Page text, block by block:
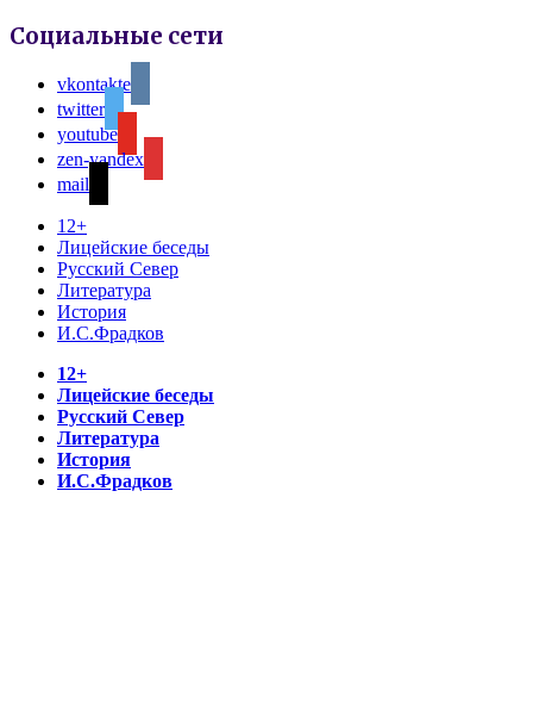
Социальные сети
vkontakte
twitter
youtube
zen-yandex
mail
12+
Лицейские беседы
Русский Север
Литература
История
И.С.Фрадков
12+
Лицейские беседы
Русский Север
Литература
История
И.С.Фрадков